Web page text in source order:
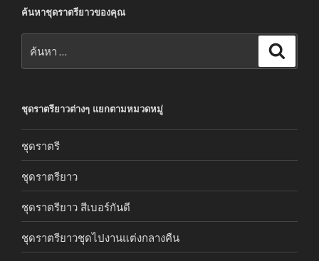
ค้นหาชุดราตรียาวของคุณ
ชุดราตรียาวต่างๆ แยกตามหมวดหมู่
ชุดราตรี
ชุดราตรียาว
ชุดราตรียาว สีเบอร์กันดี
ชุดราตรียาวชุดไปงานแต่งกลางคืน